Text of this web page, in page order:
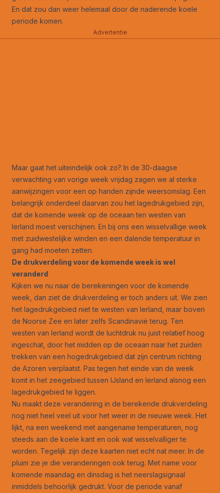
En dat zou dan weer helemaal door de naderende koele
periode komen.
Advertentie
Maar gaat het uiteindelijk ook zo? In de 30-daagse
verwachting van vorige week vrijdag zagen we al sterke
aanwijzingen voor een op handen zijnde weersomslag. Een
belangrijk onderdeel daarvan zou het lagedrukgebied zijn,
dat de komende week op de oceaan ten westen van
Ierland moest verschijnen. En bij ons een wisselvallige week
met zuidwestelijke winden en een dalende temperatuur in
gang had moeten zetten.
De drukverdeling voor de komende week is wel
veranderd
Kijken we nu naar de berekeningen voor de komende
week, dan ziet de drukverdeling er toch anders uit. We zien
het lagedrukgebied niet te westen van Ierland, maar boven
de Noorse Zee en later zelfs Scandinavië terug. Ten
westen van Ierland wordt de luchtdruk nu juist relatief hoog
ingeschat, door het midden op de oceaan naar het zuiden
trekken van een hogedrukgebied dat zijn centrum richting
de Azoren verplaatst. Pas tegen het einde van de week
komt in het zeegebied tussen IJsland en Ierland alsnog een
lagedrukgebied te liggen.
Nu maakt deze verandering in de berekende drukverdeling
nog niet heel veel uit voor het weer in de nieuwe week. Het
lijkt, na een weekend met aangename temperaturen, nog
steeds aan de koele kant en ook wat wisselvalliger te
worden. Tegelijk zijn deze kaarten niet echt nat meer. In de
pluim zie je die veranderingen ook terug. Met name voor
komende maandag en dinsdag is het neerslagsignaal
inmiddels behoorlijk gedrukt. Voor de periode vanaf